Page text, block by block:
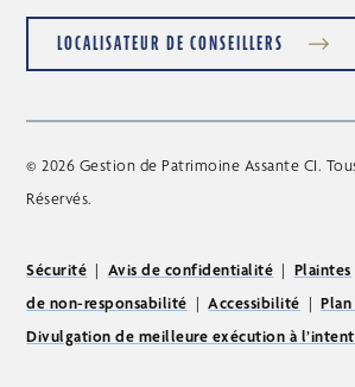
LOCALISATEUR DE CONSEILLERS
© 2026 Gestion de Patrimoine Assante CI.
Réservés.
Sécurité | Avis de confidentialité | Plaintes
de non-responsabilité |Accessibilité |
Divulgation de meilleure exécution à